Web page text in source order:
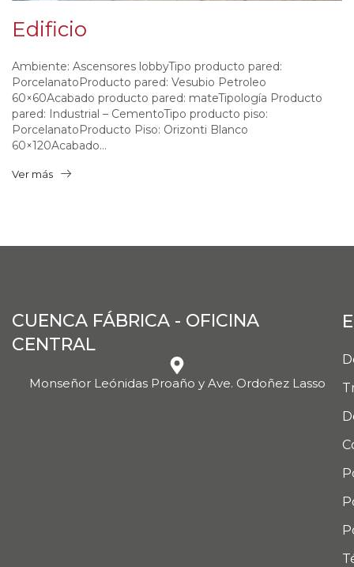
Edificio
Ambiente: Ascensores lobbyTipo producto pared:
PorcelanatoProducto pared: Vesubio Petroleo
60×60Acabado producto pared: mateTipología Producto
pared: Industrial – CementoTipo producto piso:
PorcelanatoProducto Piso: Orizonti Blanco
60×120Acabado...
Ver más
CUENCA FÁBRICA - OFICINA
CENTRAL
Monseñor Leónidas Proaño y Ave. Ordoñez Lasso